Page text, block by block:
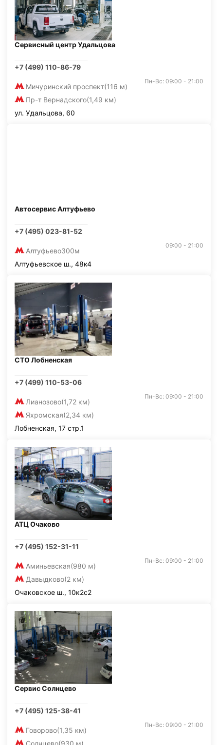
Сервисный центр Удальцова
+7 (499) 110-86-79
Мичуринский проспект(116 м)
Пр-т Вернадского(1,49 км)
Пн-Вс: 09:00 - 21:00
ул. Удальцова, 60
Автосервис Алтуфьево
+7 (495) 023-81-52
Алтуфьево300м
09:00 - 21:00
Алтуфьевское ш., 48к4
СТО Лобненская
+7 (499) 110-53-06
Лианозово(1,72 км)
Яхромская(2,34 км)
Пн-Вс: 09:00 - 21:00
Лобненская, 17 стр.1
АТЦ Очаково
+7 (495) 152-31-11
Аминьевская(980 м)
Давыдково(2 км)
Пн-Вс: 09:00 - 21:00
Очаковское ш., 10к2с2
Сервис Солнцево
+7 (495) 125-38-41
Говорово(1,35 км)
Солнцево(930 м)
Пн-Вс: 09:00 - 21:00